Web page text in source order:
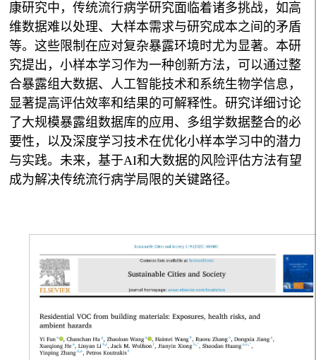
康研究中，传统流行病学研究面临着诸多挑战，如高
维数据难以处理、大样本需求与研究成本之间的矛盾
等。这些限制在应对复杂暴露环境时尤为显著。本研
究提出，小样本学习作为一种创新方法，可以通过整
合暴露组大数据、人工智能技术和系统生物学信息，
显著提高评估效率和结果的可解释性。研究详细讨论
了大规模暴露组数据库的应用、多组学数据整合的必
要性，以及深度学习技术在优化小样本学习中的潜力
与实践。未来，基于AI和大数据的风险评估方法有望
成为解决传统流行病学局限的关键路径。